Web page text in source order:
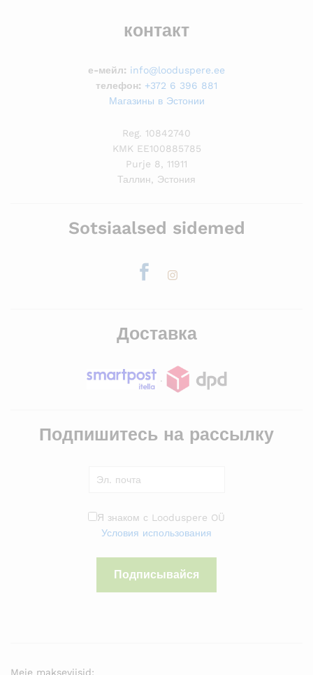
контакт
е-мейл: info@looduspere.ee
телефон: +372 6 396 881
Магазины в Эстонии
Reg. 10842740
KMK EE100885785
Purje 8, 11911
Таллин, Эстония
Sotsiaalsed sidemed
Доставка
.
Подпишитесь на рассылку
Я знаком с Looduspere OÜ
Условия использования
Подписывайся
Meie makseviisid: